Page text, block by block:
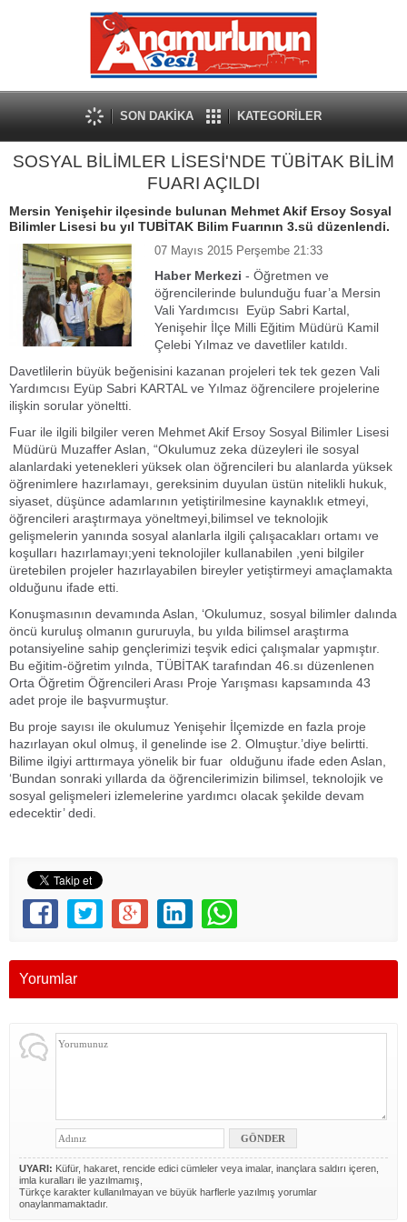
SON DAKİKA KATEGORİLER
SOSYAL BİLİMLER LİSESİ'NDE TÜBİTAK BİLİM
FUARI AÇILDI
Mersin Yenişehir ilçesinde bulunan Mehmet Akif Ersoy Sosyal
Bilimler Lisesi bu yıl TUBİTAK Bilim Fuarının 3.sü düzenlendi.
07 Mayıs 2015 Perşembe 21:33
Haber Merkezi - Öğretmen ve
öğrencilerinde bulunduğu fuar’a Mersin
Vali Yardımcısı Eyüp Sabri Kartal,
Yenişehir İlçe Milli Eğitim Müdürü Kamil
Çelebi Yılmaz ve davetliler katıldı.
Davetlilerin büyük beğenisini kazanan projeleri tek tek gezen Vali
Yardımcısı Eyüp Sabri KARTAL ve Yılmaz öğrencilere projelerine
ilişkin sorular yöneltti.
Fuar ile ilgili bilgiler veren Mehmet Akif Ersoy Sosyal Bilimler Lisesi
Müdürü Muzaffer Aslan, “Okulumuz zeka düzeyleri ile sosyal
alanlardaki yetenekleri yüksek olan öğrencileri bu alanlarda yüksek
öğrenimlere hazırlamayı, gereksinim duyulan üstün nitelikli hukuk,
siyaset, düşünce adamlarının yetiştirilmesine kaynaklık etmeyi,
öğrencileri araştırmaya yöneltmeyi,bilimsel ve teknolojik
gelişmelerin yanında sosyal alanlarla ilgili çalışacakları ortamı ve
koşulları hazırlamayı;yeni teknolojiler kullanabilen ,yeni bilgiler
üretebilen projeler hazırlayabilen bireyler yetiştirmeyi amaçlamakta
olduğunu ifade etti.
Konuşmasının devamında Aslan, ‘Okulumuz, sosyal bilimler dalında
öncü kuruluş olmanın gururuyla, bu yılda bilimsel araştırma
potansiyeline sahip gençlerimizi teşvik edici çalışmalar yapmıştır.
Bu eğitim-öğretim yılnda, TÜBİTAK tarafından 46.sı düzenlenen
Orta Öğretim Öğrencileri Arası Proje Yarışması kapsamında 43
adet proje ile başvurmuştur.
Bu proje sayısı ile okulumuz Yenişehir İlçemizde en fazla proje
hazırlayan okul olmuş, il genelinde ise 2. Olmuştur.’diye belirtti.
Bilime ilgiyi arttırmaya yönelik bir fuar olduğunu ifade eden Aslan,
‘Bundan sonraki yıllarda da öğrencilerimizin bilimsel, teknolojik ve
sosyal gelişmeleri izlemelerine yardımcı olacak şekilde devam
edecektir’ dedi.
Yorumlar
UYARI: Küfür, hakaret, rencide edici cümleler veya imalar, inançlara saldırı içeren,
imla kuralları ile yazılmamış,
Türkçe karakter kullanılmayan ve büyük harflerle yazılmış yorumlar
onaylanmamaktadır.